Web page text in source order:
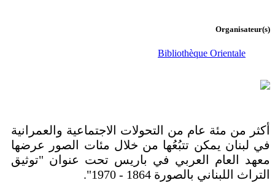
Organisateur(s)
Bibliothèque Orientale
أكثر من مئة عام من التحولات الاجتماعية والعمرانية
في لبنان يمكن تتبُعُها من خلال مئات الصور عرضها
معهد العام العربي في باريس تحت عنوان "توثيق
التراث اللبناني بالصورة 1864 - 1970".